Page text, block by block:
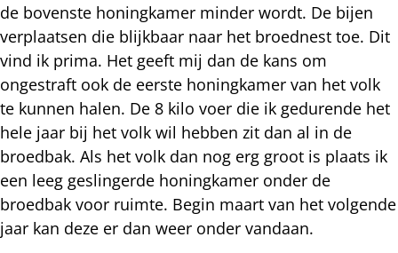
de bovenste honingkamer minder wordt. De bijen
verplaatsen die blijkbaar naar het broednest toe. Dit
vind ik prima. Het geeft mij dan de kans om
ongestraft ook de eerste honingkamer van het volk
te kunnen halen. De 8 kilo voer die ik gedurende het
hele jaar bij het volk wil hebben zit dan al in de
broedbak. Als het volk dan nog erg groot is plaats ik
een leeg geslingerde honingkamer onder de
broedbak voor ruimte. Begin maart van het volgende
jaar kan deze er dan weer onder vandaan.